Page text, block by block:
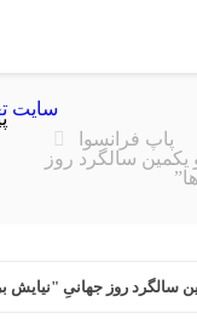
سایت
پاپ فرانسوا
یکمین سالگرد روز
سالگرد روز جهانیِ "نیایش